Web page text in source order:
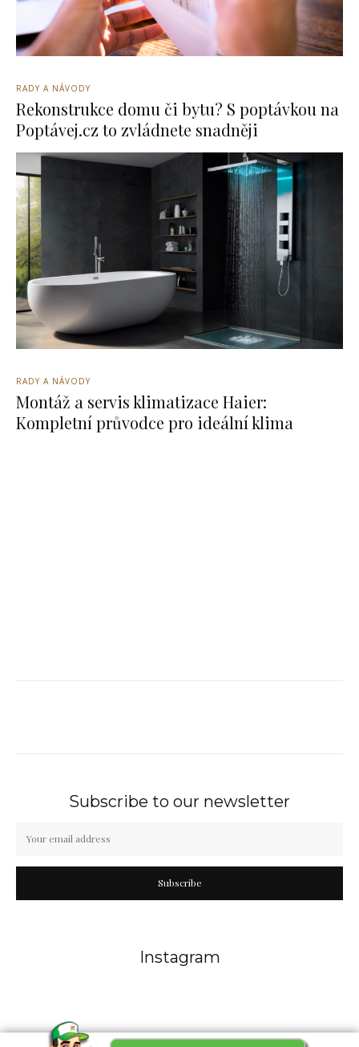
RADY A NÁVODY
Rekonstrukce domu či bytu? S poptávkou na
Poptávej.cz to zvládnete snadněji
RADY A NÁVODY
Montáž a servis klimatizace Haier:
Kompletní průvodce pro ideální klima
Subscribe to our newsletter
Subscribe
Instagram